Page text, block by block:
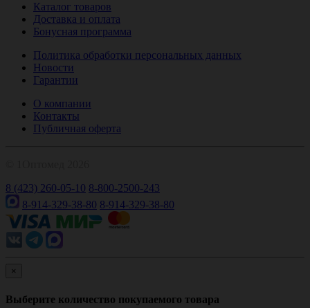
Каталог товаров
Доставка и оплата
Бонусная программа
Политика обработки персональных данных
Новости
Гарантии
О компании
Контакты
Публичная оферта
8 (423) 260-05-10 8-800-2500-243
8-914-329-38-80 8-914-329-38-80
×
Выберите количество покупаемого товара